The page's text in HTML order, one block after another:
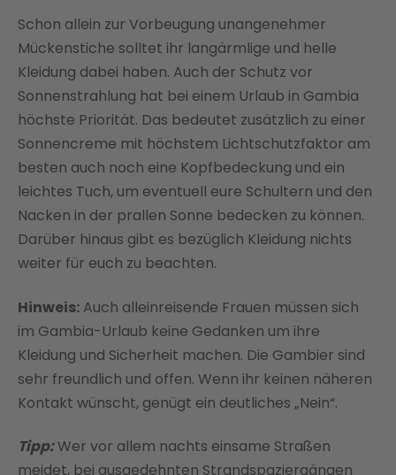
Schon allein zur Vorbeugung unangenehmer
Mückenstiche solltet ihr langärmlige und helle
Kleidung dabei haben. Auch der Schutz vor
Sonnenstrahlung hat bei einem Urlaub in Gambia
höchste Priorität. Das bedeutet zusätzlich zu einer
Sonnencreme mit höchstem Lichtschutzfaktor am
besten auch noch eine Kopfbedeckung und ein
leichtes Tuch, um eventuell eure Schultern und den
Nacken in der prallen Sonne bedecken zu können.
Darüber hinaus gibt es bezüglich Kleidung nichts
weiter für euch zu beachten.
Hinweis: Auch alleinreisende Frauen müssen sich
im Gambia-Urlaub keine Gedanken um ihre
Kleidung und Sicherheit machen. Die Gambier sind
sehr freundlich und offen. Wenn ihr keinen näheren
Kontakt wünscht, genügt ein deutliches „Nein“.
Tipp:Wer vor allem nachts einsame Straßen
meidet, bei ausgedehnten Strandspaziergängen